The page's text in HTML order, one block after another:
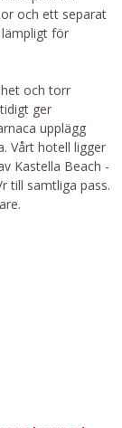
och ett separat
för
och torr
ger
upplägg
Vårt hotell ligger
Kastella Beach -
till samtliga pass.